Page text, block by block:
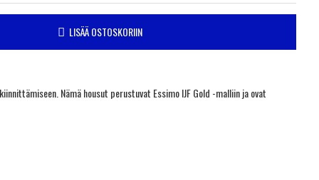
LISÄÄ OSTOSKORIIN
Nämä housut perustuvat Essimo IJF Gold -malliin ja ovat